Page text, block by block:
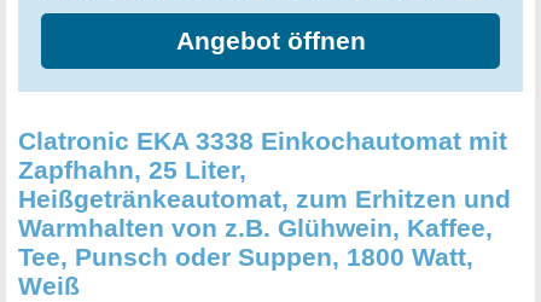
Angebot öffnen
Clatronic EKA 3338 Einkochautomat mit
Zapfhahn, 25 Liter,
Heißgetränkeautomat, zum Erhitzen und
Warmhalten von z.B. Glühwein, Kaffee,
Tee, Punsch oder Suppen, 1800 Watt,
Weiß